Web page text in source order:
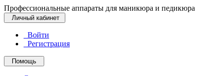
Профессиональные аппараты для маникюра и педикюра
Личный кабинет
Войти
Регистрация
Помощь